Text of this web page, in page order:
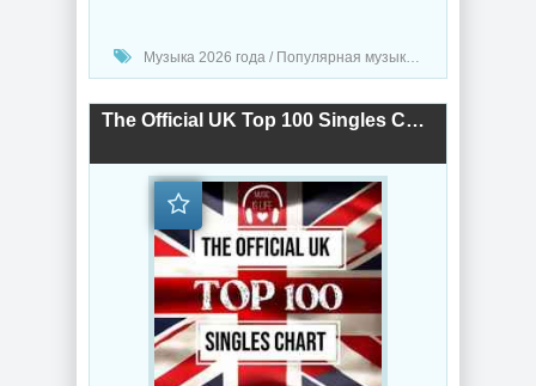
Музыка 2026 года / Популярная музыка / Рок - альтернативная музыка / Фолк музыка / Поп музыка / Сборник музыка / RnB music / Hip-Hop music
The Official UK Top 100 Singles Chart (20.02) 2026 (2026) торрент